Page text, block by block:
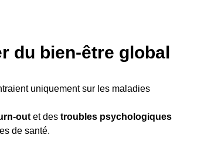
du bien-être global
uniquement sur les maladies
out et des troubles psychologiques
de santé.